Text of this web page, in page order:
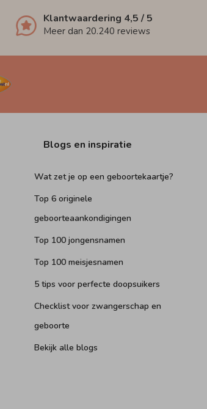
Klantwaardering 4,5 / 5
Meer dan 20.240 reviews
Blogs en inspiratie
Wat zet je op een geboortekaartje?
Top 6 originele
geboorteaankondigingen
Top 100 jongensnamen
Top 100 meisjesnamen
5 tips voor perfecte doopsuikers
Checklist voor zwangerschap en
geboorte
Bekijk alle blogs